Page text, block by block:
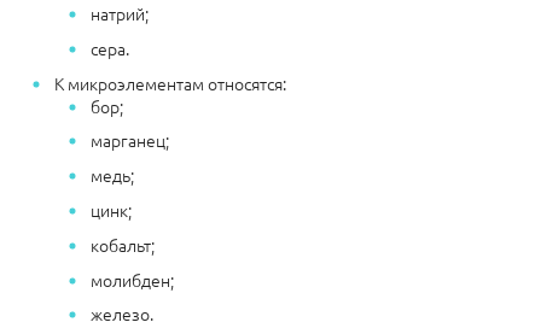
натрий;
сера.
К микроэлементам относятся:
бор;
марганец;
медь;
цинк;
кобальт;
молибден;
железо.